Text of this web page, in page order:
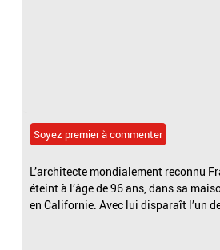
Soyez premier à commenter
L’architecte mondialement reconnu
éteint à l’âge de 96 ans, dans sa
en Californie. Avec lui disparaît l’un